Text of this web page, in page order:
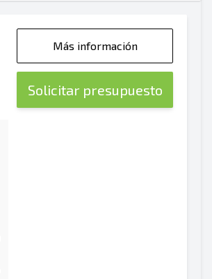
Más información
Solicitar presupuesto